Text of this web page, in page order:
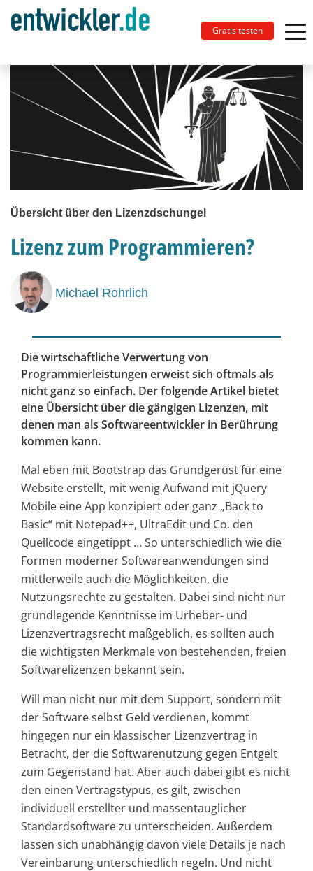
Gratis testen
Übersicht über den Lizenzdschungel
Lizenz zum Programmieren?
Michael Rohrlich
Die wirtschaftliche Verwertung von
Programmierleistungen erweist sich oftmals als
nicht ganz so einfach. Der folgende Artikel bietet
eine Übersicht über die gängigen Lizenzen, mit
denen man als Softwareentwickler in Berührung
kommen kann.
Mal eben mit Bootstrap das Grundgerüst für eine
Website erstellt, mit wenig Aufwand mit jQuery
Mobile eine App konzipiert oder ganz „Back to
Basic“ mit Notepad++, UltraEdit und Co. den
Quellcode eingetippt … So unterschiedlich wie die
Formen moderner Softwareanwendungen sind
mittlerweile auch die Möglichkeiten, die
Nutzungsrechte zu gestalten. Dabei sind nicht nur
grundlegende Kenntnisse im Urheber- und
Lizenzvertragsrecht maßgeblich, es sollten auch
die wichtigsten Merkmale von bestehenden, freien
Softwarelizenzen bekannt sein.
Will man nicht nur mit dem Support, sondern mit
der Software selbst Geld verdienen, kommt
hingegen nur ein klassischer Lizenzvertrag in
Betracht, der die Softwarenutzung gegen Entgelt
zum Gegenstand hat. Aber auch dabei gibt es nicht
den einen Vertragstypus, es gilt, zwischen
individuell erstellter und massentauglicher
Standardsoftware zu unterscheiden. Außerdem
lassen sich unabhängig davon viele Details je nach
Vereinbarung unterschiedlich regeln. Und nicht